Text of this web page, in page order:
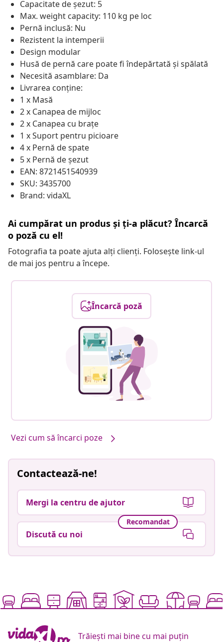
Capacitate de șezut: 5
Max. weight capacity: 110 kg pe loc
Pernă inclusă: Nu
Rezistent la intemperii
Design modular
Husă de pernă care poate fi îndepărtată și spălată
Necesită asamblare: Da
Livrarea conține:
1 x Masă
2 x Canapea de mijloc
2 x Canapea cu brațe
1 x Suport pentru picioare
4 x Pernă de spate
5 x Pernă de șezut
EAN: 8721451540939
SKU: 3435700
Brand: vidaXL
Ai cumpărat un produs și ți-a plăcut? Încarcă
o poză cu el!
Fotografia ta poate ajuta alți clienți. Folosește link-ul
de mai jos pentru a începe.
Încarcă poză
Vezi cum să încarci poze
Contactează-ne!
Mergi la centru de ajutor
Recomandat
Discută cu noi
Trăiești mai bine cu mai puțin